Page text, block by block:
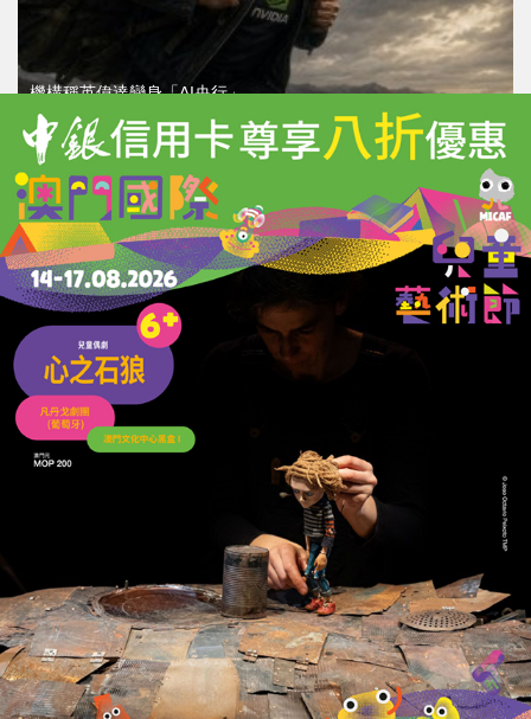
機構稱英偉達變身「AI央行」
背書逾7萬億美元AI債務雪球
08/07/2026 15457